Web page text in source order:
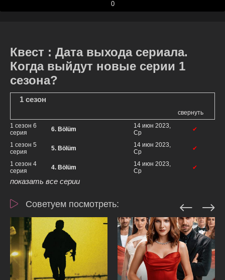
0
Квест : Дата выхода сериала.
Когда выйдут новые серии 1
сезона?
1 сезон
свернуть
1 сезон 6
серия
6. Bölüm
14 июн 2023,
Ср
✔
1 сезон 5
серия
5. Bölüm
14 июн 2023,
Ср
✔
1 сезон 4
серия
4. Bölüm
14 июн 2023,
Ср
✔
показать все серии
Советуем посмотреть: